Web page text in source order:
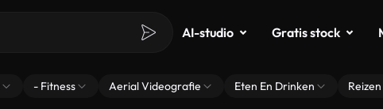
AI-studio Gratis stock
- Fitness Aerial Videografie Eten En Drinken Reizen